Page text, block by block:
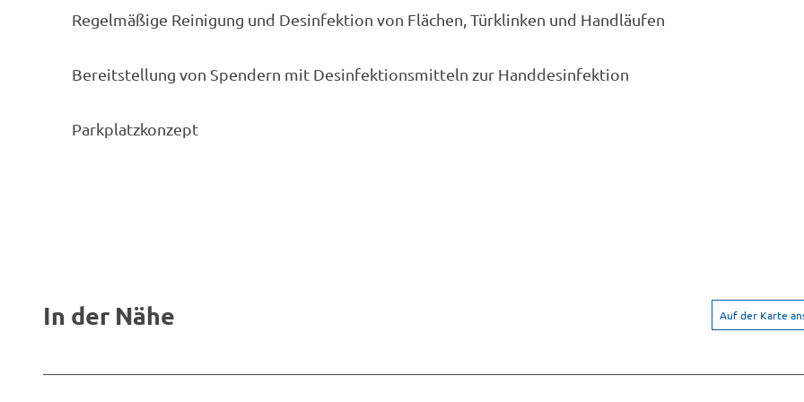
Regelmäßige Reinigung und Desinfektion von Flächen, Türklinken und Handläufen
Bereitstellung von Spendern mit Desinfektionsmitteln zur Handdesinfektion
Parkplatzkonzept
In der Nähe Auf der Karte